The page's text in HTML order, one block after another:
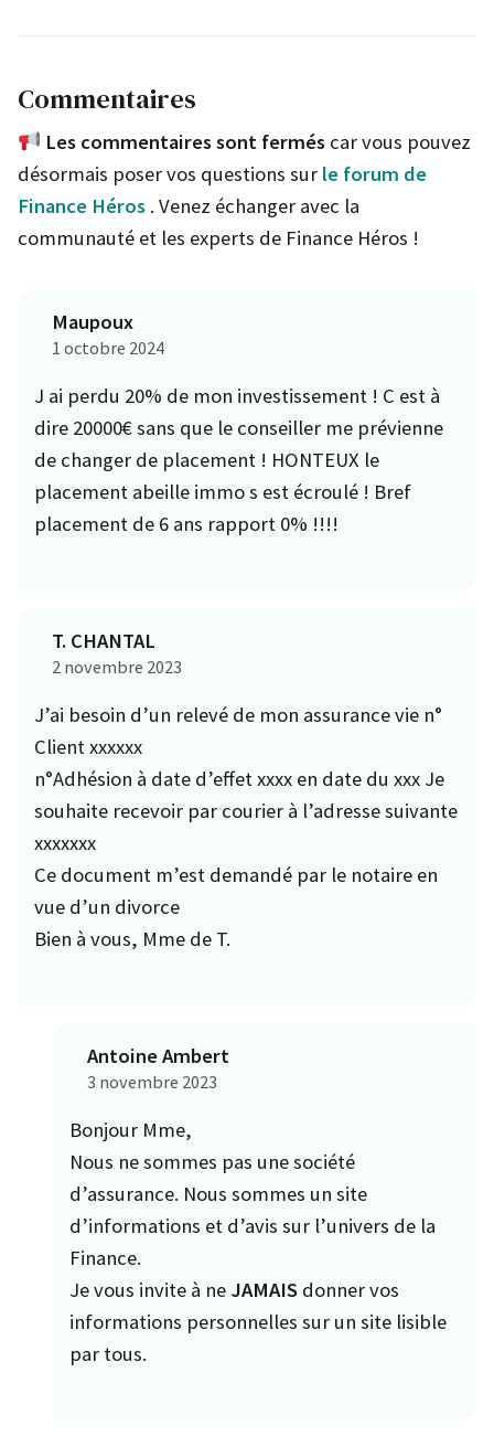
Commentaires
Les commentaires sont fermés car vous pouvez
désormais poser vos questions sur le forum de
Finance Héros . Venez échanger avec la
communauté et les experts de Finance Héros !
Maupoux
1 octobre 2024
J ai perdu 20% de mon investissement ! C est à
dire 20000€ sans que le conseiller me prévienne
de changer de placement ! HONTEUX le
placement abeille immo s est écroulé ! Bref
placement de 6 ans rapport 0% !!!!
T. CHANTAL
2 novembre 2023
J’ai besoin d’un relevé de mon assurance vie n°
Client xxxxxx
n°Adhésion à date d’effet xxxx en date du xxx Je
souhaite recevoir par courier à l’adresse suivante
xxxxxxx
Ce document m’est demandé par le notaire en
vue d’un divorce
Bien à vous, Mme de T.
Antoine Ambert
3 novembre 2023
Bonjour Mme,
Nous ne sommes pas une société
d’assurance. Nous sommes un site
d’informations et d’avis sur l’univers de la
Finance.
Je vous invite à ne JAMAIS donner vos
informations personnelles sur un site lisible
par tous.